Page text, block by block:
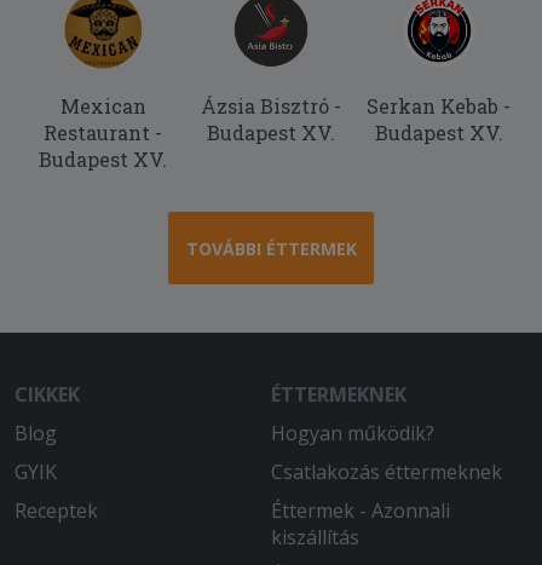
Mexican
Restaurant -
Budapest XV.
Ázsia Bisztró -
Budapest XV.
Serkan Kebab -
Budapest XV.
TOVÁBBI ÉTTERMEK
CIKKEK
Blog
GYIK
Receptek
ÉTTERMEKNEK
Hogyan működik?
Csatlakozás éttermeknek
Éttermek - Azonnali
kiszállítás